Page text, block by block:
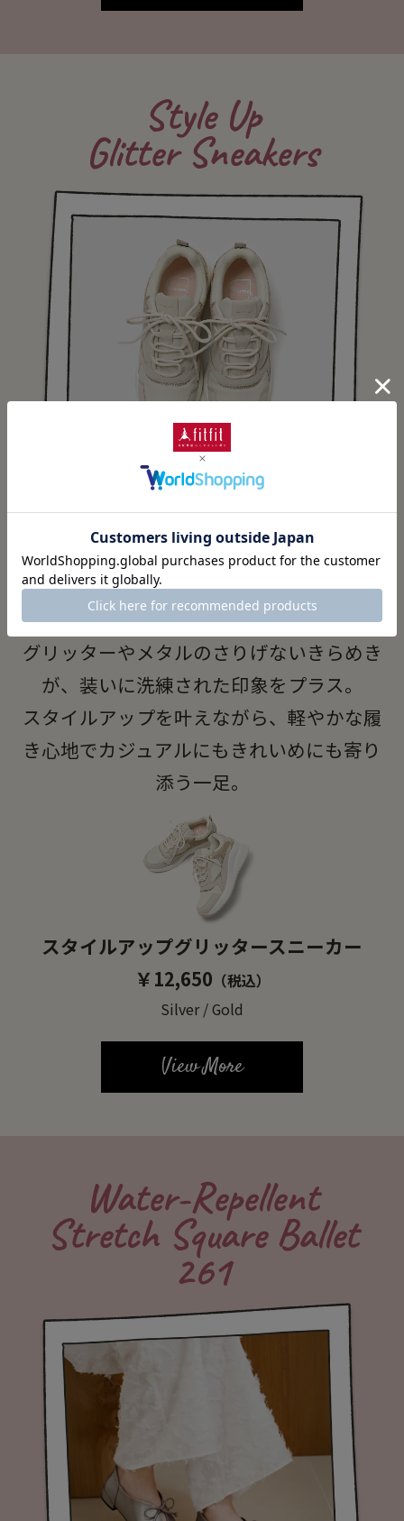
Style Up
Glitter Sneakers
厚底フォルムに上品な華やぎを添えて。
グリッターやメタルのさりげないきらめき
が、装いに洗練された印象をプラス。
スタイルアップを叶えながら、軽やかな履
き心地でカジュアルにもきれいめにも寄り
添う一足。
スタイルアップグリッタースニーカー
￥12,650 （税込）
Silver / Gold
View More
Water-Repellent
Stretch Square Ballet
261